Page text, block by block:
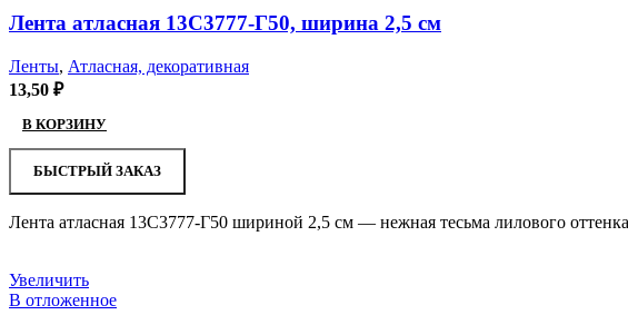
Лента атласная 13С3777-Г50, ширина 2,5 см
Ленты, Атласная, декоративная
13,50 ₽
В КОРЗИНУ
БЫСТРЫЙ ЗАКАЗ
Лента атласная 13С3777-Г50 шириной 2,5 см — нежная тесьма лилового
Увеличить
В отложенное